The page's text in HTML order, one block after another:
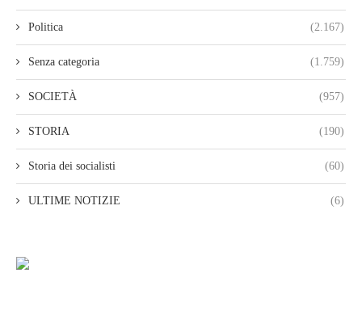
Politica (2.167)
Senza categoria (1.759)
SOCIETÀ (957)
STORIA (190)
Storia dei socialisti (60)
ULTIME NOTIZIE (6)